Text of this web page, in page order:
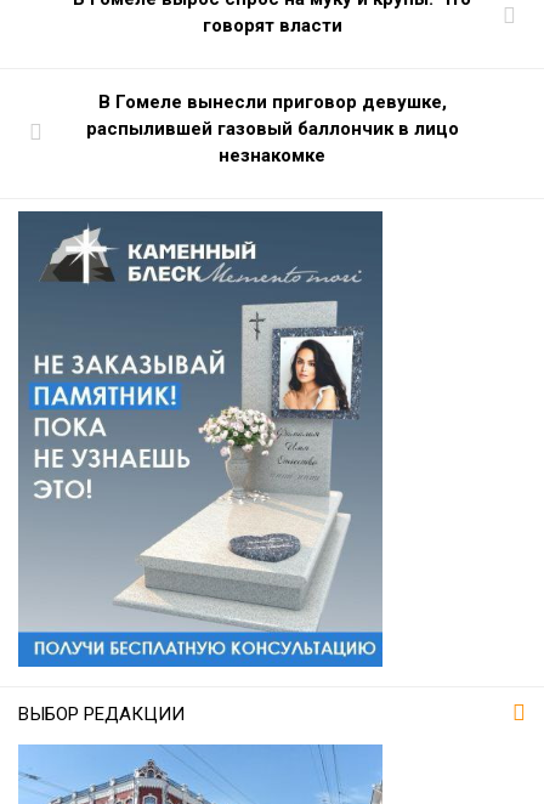
говорят власти
В Гомеле вынесли приговор девушке,
распылившей газовый баллончик в лицо
незнакомке
ВЫБОР РЕДАКЦИИ